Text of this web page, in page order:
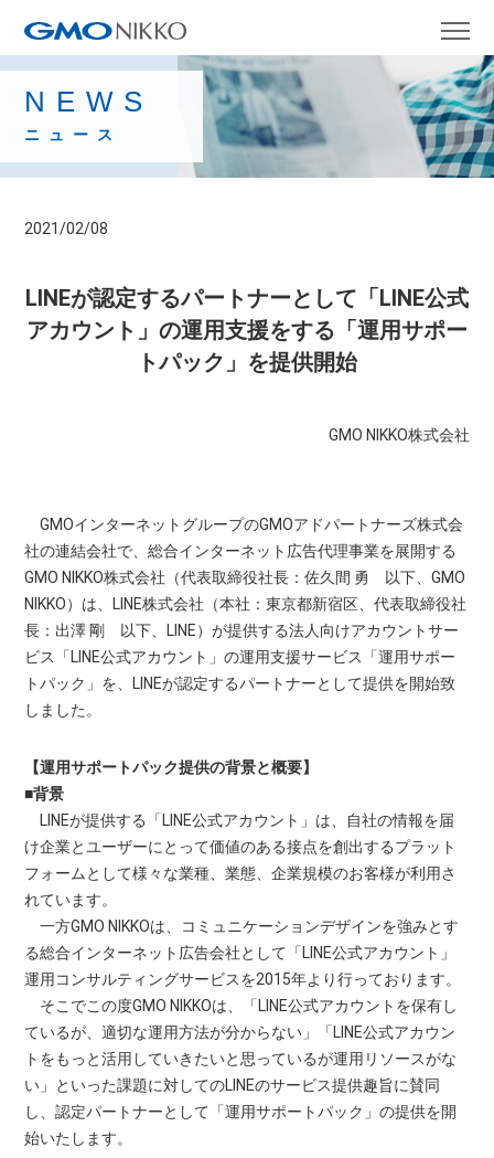
NEWS
ニュース
2021/02/08
LINEが認定するパートナーとして「LINE公式
アカウント」の運用支援をする「運用サポー
トパック」を提供開始
GMO NIKKO株式会社
GMOインターネットグループのGMOアドパートナーズ株式会
社の連結会社で、総合インターネット広告代理事業を展開する
GMO NIKKO株式会社（代表取締役社長：佐久間 勇 以下、GMO
NIKKO）は、LINE株式会社（本社：東京都新宿区、代表取締役社
長：出澤 剛 以下、LINE）が提供する法人向けアカウントサー
ビス「LINE公式アカウント」の運用支援サービス「運用サポー
トパック」を、LINEが認定するパートナーとして提供を開始致
しました。
【運用サポートパック提供の背景と概要】
■背景
LINEが提供する「LINE公式アカウント」は、自社の情報を届
け企業とユーザーにとって価値のある接点を創出するプラット
フォームとして様々な業種、業態、企業規模のお客様が利用さ
れています。
一方GMO NIKKOは、コミュニケーションデザインを強みとす
る総合インターネット広告会社として「LINE公式アカウント」
運用コンサルティングサービスを2015年より行っております。
そこでこの度GMO NIKKOは、「LINE公式アカウントを保有し
ているが、適切な運用方法が分からない」「LINE公式アカウン
トをもっと活用していきたいと思っているが運用リソースがな
い」といった課題に対してのLINEのサービス提供趣旨に賛同
し、認定パートナーとして「運用サポートパック」の提供を開
始いたします。